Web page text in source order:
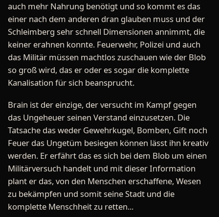
auch mehr Nahrung benötigt und so kommt es das
einer nach dem anderen dran glauben muss und der
Schleimberg sehr schnell Dimensionen annimmt, die
keiner erahnen konnte. Feuerwehr, Polizei und auch
das Militär müssen machtlos zuschauen wie der Blob
so groß wird, das er oder es sogar die komplette
Kanalisation für sich beansprucht.
Brain ist der einzige, der versucht im Kampf gegen
das Ungeheuer seinen Verstand einzusetzen. Die
Tatsache das weder Gewehrkugel, Bomben, Gift noch
Feuer das Ungetüm besiegen können lässt ihn kreativ
werden. Er erfährt das es sich bei dem Blob um einen
Militärversuch handelt und mit dieser Information
plant er das, von den Menschen erschaffene, Wesen
zu bekämpfen und somit seine Stadt und die
komplette Menschheit zu retten...